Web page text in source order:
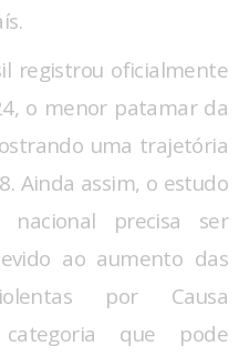
registrou oficialmente
o menor patamar da
uma trajetória
Ainda assim, o estudo
precisa ser
ao aumento das
por Causa
categoria que pode